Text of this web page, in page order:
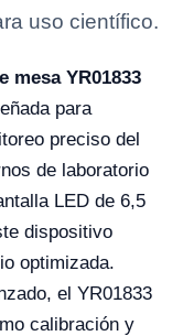
uso científico.
mesa YR01833
para
preciso del
de laboratorio
LED de 6,5
dispositivo
optimizada.
el YR01833
calibración y